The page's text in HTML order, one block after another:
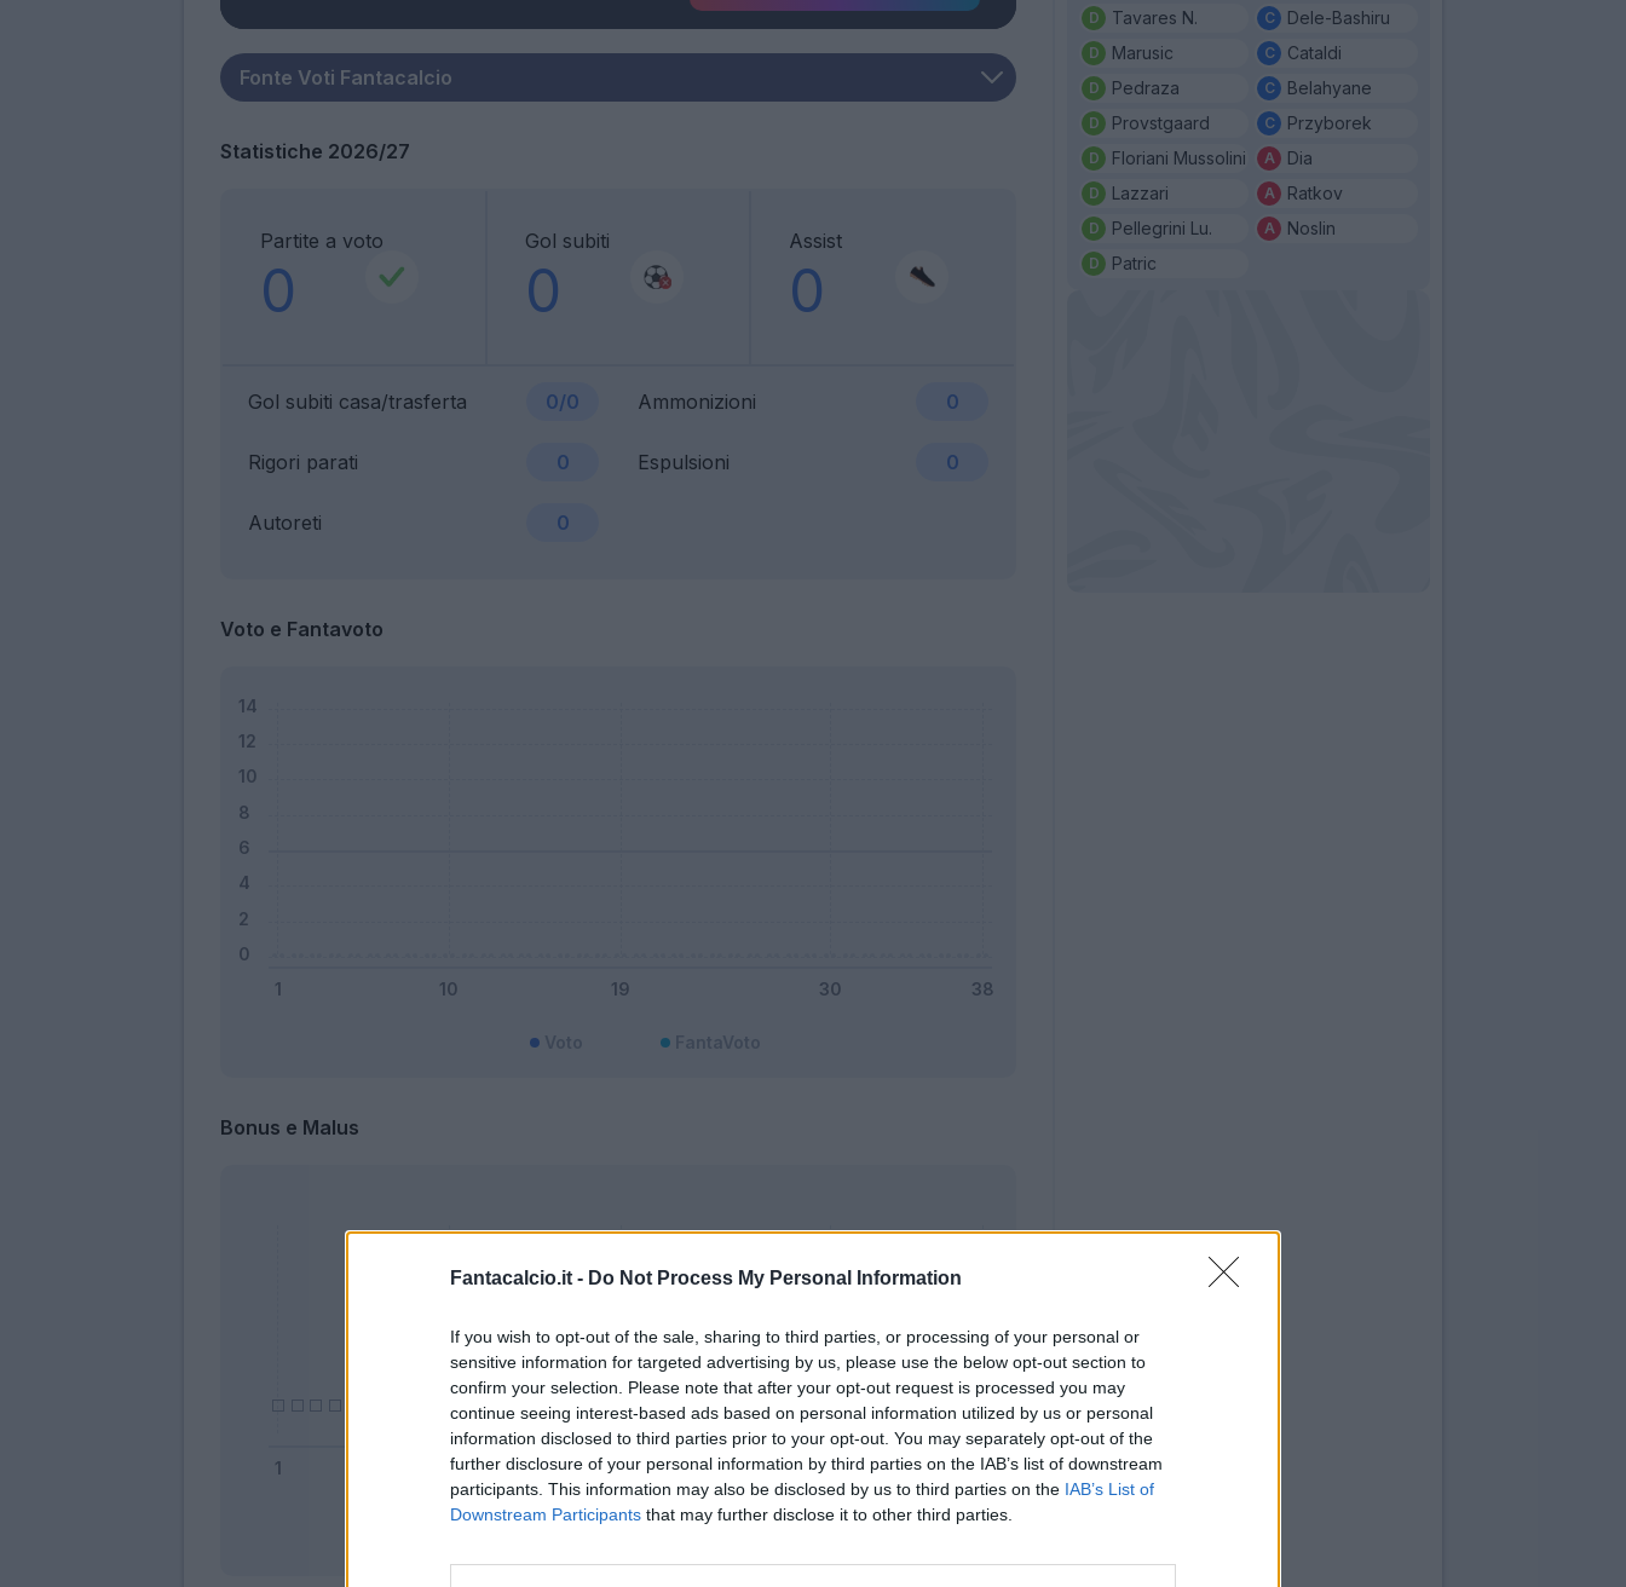
Fantacalcio.it - Do Not Process My Personal Information
If you wish to opt-out of the sale, sharing to third parties, or processing of your personal or
sensitive information for targeted advertising by us, please use the below opt-out section to
confirm your selection. Please note that after your opt-out request is processed you may
continue seeing interest-based ads based on personal information utilized by us or personal
information disclosed to third parties prior to your opt-out. You may separately opt-out of the
further disclosure of your personal information by third parties on the IAB’s list of downstream
participants. This information may also be disclosed by us to third parties on the IAB’s List of
Downstream Participants that may further disclose it to other third parties.
Statistiche 2026/27
Partite a voto
0
Gol subiti
0
Assist
0
Gol subiti casa/trasferta 0/0 Ammonizioni 0
Rigori parati 0 Espulsioni 0
Autoreti 0
Voto e Fantavoto
Bonus e Malus
Tavares N.
Marusic
Pedraza
Provstgaard
Floriani Mussolini
Lazzari
Pellegrini Lu.
Patric
Dele-Bashiru
Cataldi
Belahyane
Przyborek
Dia
Ratkov
Noslin